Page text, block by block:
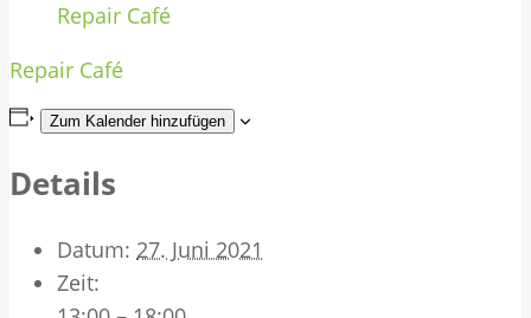
Repair Café
Repair Café
Zum Kalender hinzufügen
Details
Datum: 27. Juni 2021
Zeit: